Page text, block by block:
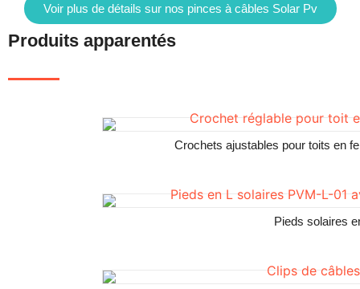
Voir plus de détails sur nos pinces à câbles Solar Pv
Produits apparentés
Crochets ajustables pour toits en
Pieds solaires